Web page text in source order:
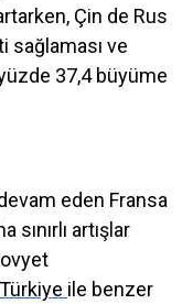
Çin de Rus
sağlaması ve
37,4 büyüme
eden Fransa
artışlar
Türkiye ile benzer